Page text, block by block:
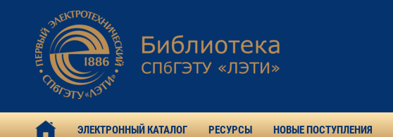
ЭЛЕКТРОННЫЙ КАТАЛОГ РЕСУРСЫ НОВЫЕ ПОСТУПЛЕНИЯ